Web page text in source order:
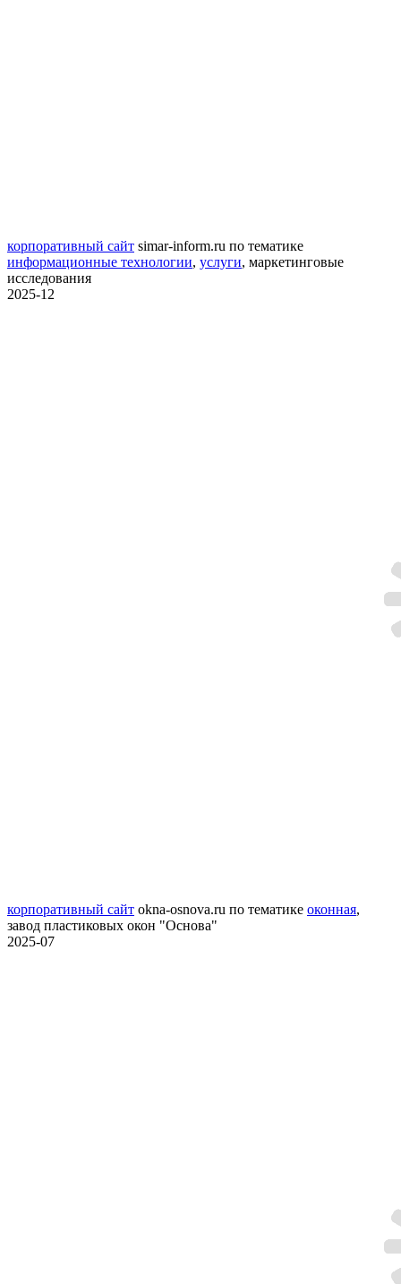
корпоративный сайт simar-inform.ru по тематике
информационные технологии, услуги, маркетинговые
исследования
2025-12
корпоративный сайт okna-osnova.ru по тематике оконная,
завод пластиковых окон "Основа"
2025-07